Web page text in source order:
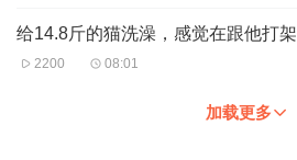
给14.8斤的猫洗澡，感觉在跟他打架
2200 08:01
加载更多